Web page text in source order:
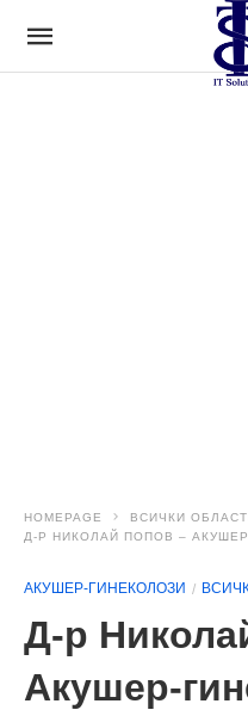
HOMEPAGE ВСИЧКИ
Д-Р НИКОЛАЙ ПОПОВ –
АКУШЕР-ГИНЕКОЛОЗИ
Д-р
Акушер-